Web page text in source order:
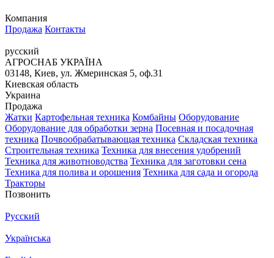
Компания
Продажа Контакты
русский
АГРОСНАБ УКРАЇНА
03148, Киев, ул. Жмеринская 5, оф.31
Киевская область
Украина
Продажа
Жатки Картофельная техника Комбайны Оборудование
Оборудование для обработки зерна Посевная и посадочная
техника Почвообрабатывающая техника Складская техника
Строительная техника Техника для внесения удобрений
Техника для животноводства Техника для заготовки сена
Техника для полива и орошения Техника для сада и огорода
Тракторы
Позвонить
Русский
Українська